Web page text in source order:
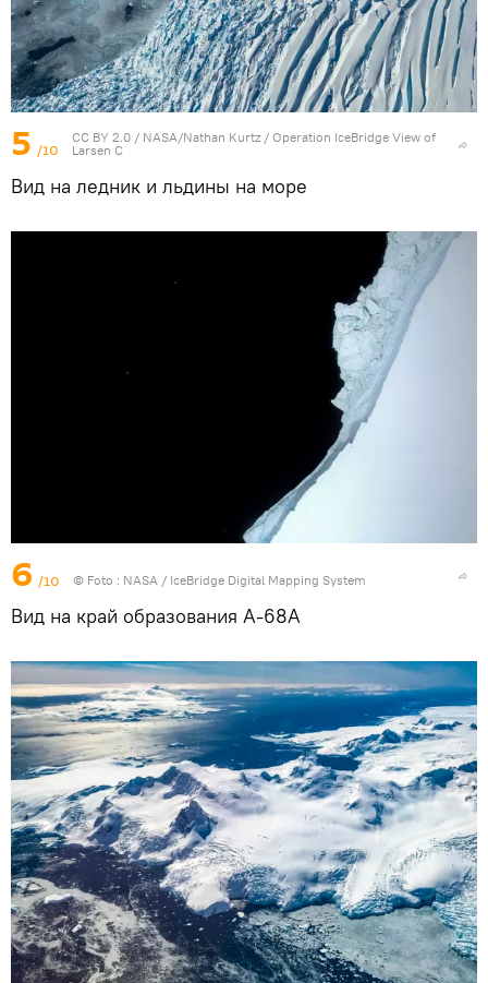
5 /10
CC BY 2.0 / NASA/Nathan Kurtz / Operation IceBridge View of
Larsen C
Вид на ледник и льдины на море
6 /10 © Foto : NASA / IceBridge Digital Mapping System
Вид на край образования A-68A